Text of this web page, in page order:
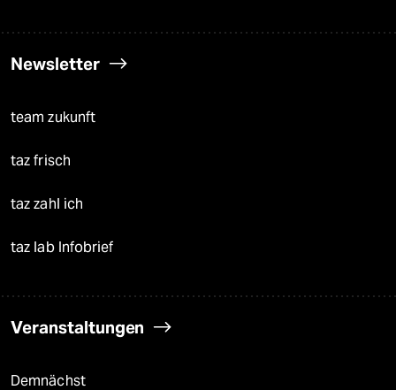
Newsletter
team zukunft
taz frisch
taz zahl ich
taz lab Infobrief
Veranstaltungen
Demnächst